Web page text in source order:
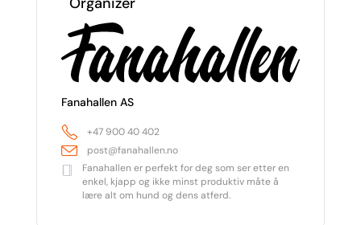
Fanahallen AS
+47 900 40 402
post@fanahallen.no
Fanahallen er perfekt for deg som ser etter en
enkel, kjapp og ikke minst produktiv måte å
lære alt om hund og dens atferd.